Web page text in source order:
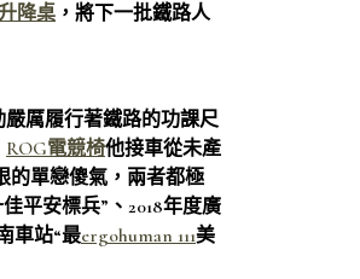
降桌 ，將下一批鐵路人
厲履行著鐵路的功課尺
ROG電競椅他接車從未產
的單戀傻氣，兩者都極
平安標兵”、2018年度廣
車站“最ergohuman 111美